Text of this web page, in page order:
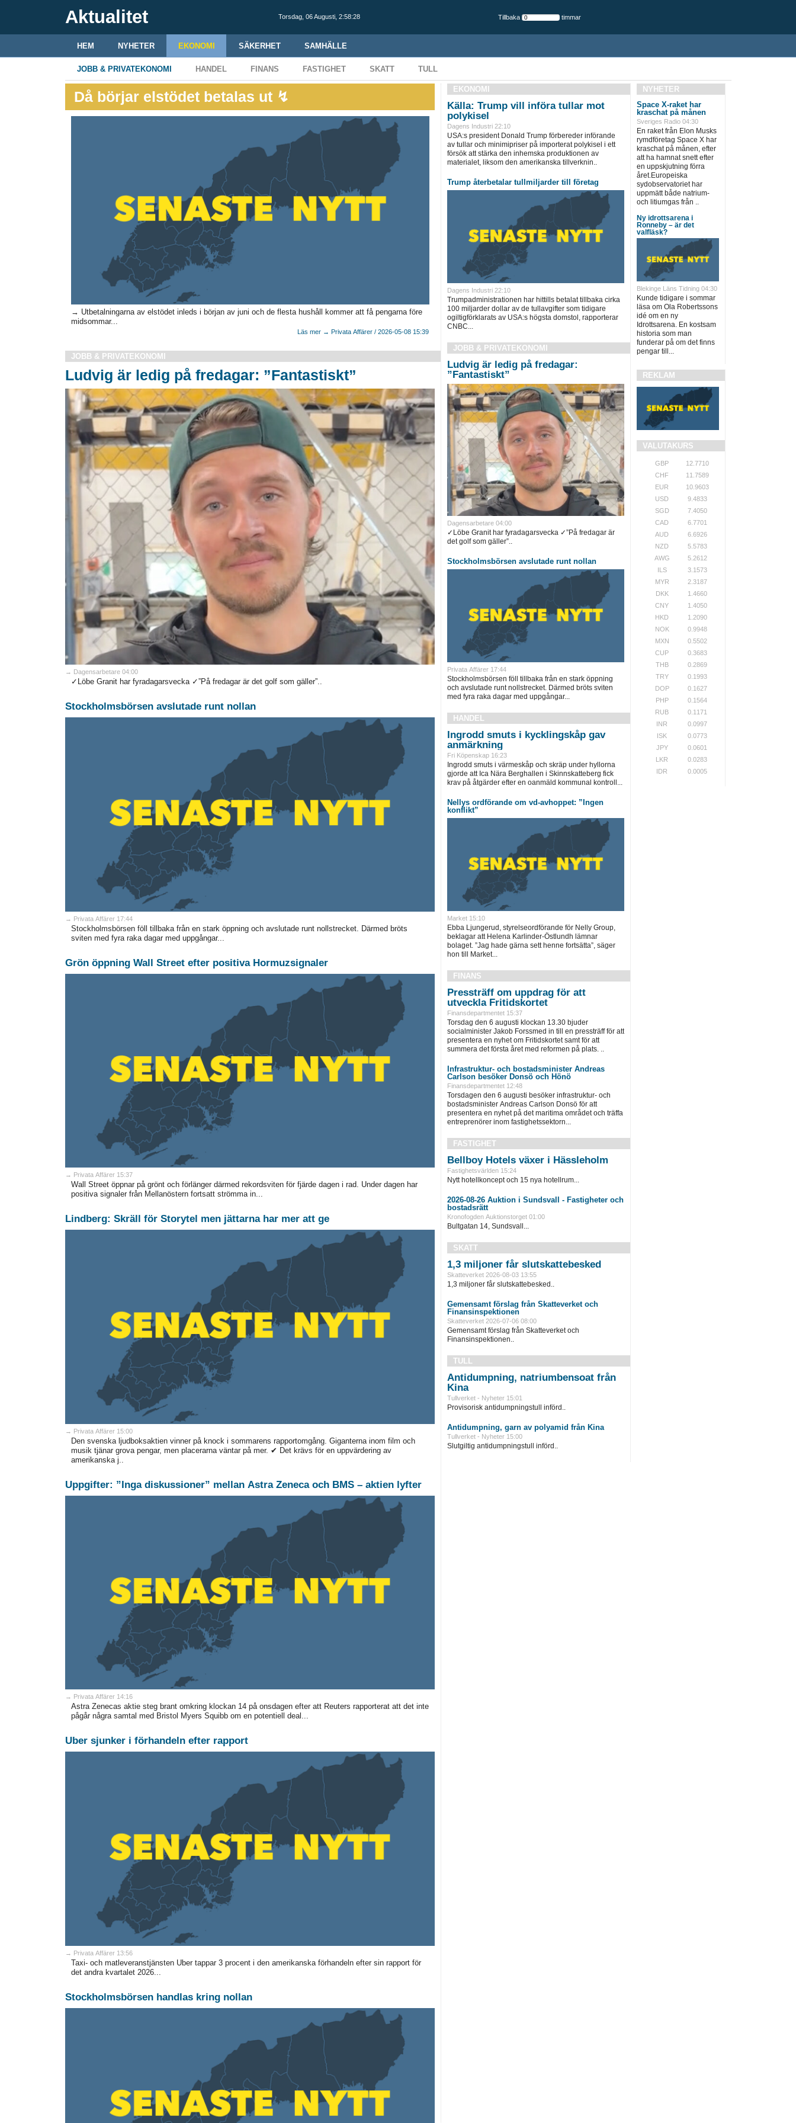
Aktualitet Torsdag, 06 Augusti, 2:58:29 Tillbaka timmar
HEM NYHETER EKONOMI SÄKERHET SAMHÄLLE
JOBB & PRIVATEKONOMI HANDEL FINANS FASTIGHET SKATT TULL
Då börjar elstödet betalas ut ↯
→ Utbetalningarna av elstödet inleds i början av juni och de flesta hushåll kommer att få pengarna före
midsommar...
Läs mer → Privata Affärer / 2026-05-08 15:39
JOBB & PRIVATEKONOMI
Ludvig är ledig på fredagar: ”Fantastiskt”
→ Dagensarbetare 04:00
✓Löbe Granit har fyradagarsvecka ✓”På fredagar är det golf som gäller”..
Stockholmsbörsen avslutade runt nollan
→ Privata Affärer 17:44
Stockholmsbörsen föll tillbaka från en stark öppning och avslutade runt nollstrecket. Därmed bröts
sviten med fyra raka dagar med uppgångar...
Grön öppning Wall Street efter positiva Hormuzsignaler
→ Privata Affärer 15:37
Wall Street öppnar på grönt och förlänger därmed rekordsviten för fjärde dagen i rad. Under dagen har
positiva signaler från Mellanöstern fortsatt strömma in...
Lindberg: Skräll för Storytel men jättarna har mer att ge
→ Privata Affärer 15:00
Den svenska ljudboksaktien vinner på knock i sommarens rapportomgång. Giganterna inom film och
musik tjänar grova pengar, men placerarna väntar på mer. ✔ Det krävs för en uppvärdering av
amerikanska j..
Uppgifter: ”Inga diskussioner” mellan Astra Zeneca och BMS – aktien lyfter
→ Privata Affärer 14:16
Astra Zenecas aktie steg brant omkring klockan 14 på onsdagen efter att Reuters rapporterat att det inte
pågår några samtal med Bristol Myers Squibb om en potentiell deal...
Uber sjunker i förhandeln efter rapport
→ Privata Affärer 13:56
Taxi- och matleveranstjänsten Uber tappar 3 procent i den amerikanska förhandeln efter sin rapport för
det andra kvartalet 2026...
Stockholmsbörsen handlas kring nollan
EKONOMI
Källa: Trump vill införa tullar mot
polykisel
Dagens Industri 22:10
USA:s president Donald Trump förbereder införande
av tullar och minimipriser på importerat polykisel i ett
försök att stärka den inhemska produktionen av
materialet, liksom den amerikanska tillverknin..
Trump återbetalar tullmiljarder till företag
Dagens Industri 22:10
Trumpadministrationen har hittills betalat tillbaka cirka
100 miljarder dollar av de tullavgifter som tidigare
ogiltigförklarats av USA:s högsta domstol, rapporterar
CNBC...
JOBB & PRIVATEKONOMI
Ludvig är ledig på fredagar:
”Fantastiskt”
Dagensarbetare 04:00
✓Löbe Granit har fyradagarsvecka ✓”På fredagar är
det golf som gäller”..
Stockholmsbörsen avslutade runt nollan
Privata Affärer 17:44
Stockholmsbörsen föll tillbaka från en stark öppning
och avslutade runt nollstrecket. Därmed bröts sviten
med fyra raka dagar med uppgångar...
HANDEL
Ingrodd smuts i kycklingskåp gav
anmärkning
Fri Köpenskap 16:23
Ingrodd smuts i värmeskåp och skräp under hyllorna
gjorde att Ica Nära Berghallen i Skinnskatteberg fick
krav på åtgärder efter en oanmäld kommunal kontroll...
Nellys ordförande om vd-avhoppet: ”Ingen
konflikt”
Market 15:10
Ebba Ljungerud, styrelseordförande för Nelly Group,
beklagar att Helena Karlinder-Östlundh lämnar
bolaget. ”Jag hade gärna sett henne fortsätta”, säger
hon till Market...
FINANS
Pressträff om uppdrag för att
utveckla Fritidskortet
Finansdepartmentet 15:37
Torsdag den 6 augusti klockan 13.30 bjuder
socialminister Jakob Forssmed in till en pressträff för att
presentera en nyhet om Fritidskortet samt för att
summera det första året med reformen på plats. ..
Infrastruktur- och bostadsminister Andreas
Carlson besöker Donsö och Hönö
Finansdepartmentet 12:48
Torsdagen den 6 augusti besöker infrastruktur- och
bostadsminister Andreas Carlson Donsö för att
presentera en nyhet på det maritima området och träffa
entreprenörer inom fastighetssektorn...
FASTIGHET
Bellboy Hotels växer i Hässleholm
Fastighetsvärlden 15:24
Nytt hotellkoncept och 15 nya hotellrum...
2026-08-26 Auktion i Sundsvall - Fastigheter och
bostadsrätt
Kronofogden Auktionstorget 01:00
Bultgatan 14, Sundsvall...
SKATT
1,3 miljoner får slutskattebesked
Skatteverket 2026-08-03 13:55
1,3 miljoner får slutskattebesked..
Gemensamt förslag från Skatteverket och
Finansinspektionen
Skatteverket 2026-07-06 08:00
Gemensamt förslag från Skatteverket och
Finansinspektionen..
TULL
Antidumpning, natriumbensoat från
Kina
Tullverket - Nyheter 15:01
Provisorisk antidumpningstull införd..
Antidumpning, garn av polyamid från Kina
Tullverket - Nyheter 15:00
Slutgiltig antidumpningstull införd..
NYHETER
Space X-raket har
kraschat på månen
Sveriges Radio 04:30
En raket från Elon Musks
rymdföretag Space X har
kraschat på månen, efter
att ha hamnat snett efter
en uppskjutning förra
året.Europeiska
sydobservatoriet har
uppmätt både natrium-
och litiumgas från ..
Ny idrottsarena i
Ronneby – är det
valfläsk?
Blekinge Läns Tidning 04:30
Kunde tidigare i sommar
läsa om Ola Robertssons
idé om en ny
Idrottsarena. En kostsam
historia som man
funderar på om det finns
pengar till...
REKLAM
VALUTAKURS
GBP
12.7710
CHF
11.7589
EUR
10.9603
USD
9.4833
SGD
7.4050
CAD
6.7701
AUD
6.6926
NZD
5.5783
AWG
5.2612
ILS
3.1573
MYR
2.3187
DKK
1.4660
CNY
1.4050
HKD
1.2090
NOK
0.9948
MXN
0.5502
CUP
0.3683
THB
0.2869
TRY
0.1993
DOP
0.1627
PHP
0.1564
RUB
0.1171
INR
0.0997
ISK
0.0773
JPY
0.0601
LKR
0.0283
IDR
0.0005